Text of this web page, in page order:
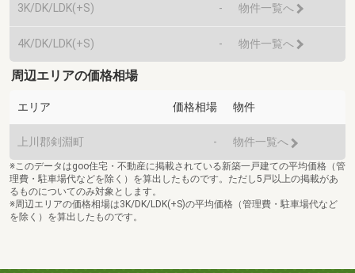
3K/DK/LDK(+S) - 物件一覧へ
4K/DK/LDK(+S) - 物件一覧へ
周辺エリアの価格相場
エリア 価格相場 物件
上川郡剣淵町 - 物件一覧へ
※このデータはgoo住宅・不動産に掲載されている新築一戸建ての平均価格（管
理費・駐車場代などを除く）を算出したものです。ただし5戸以上の掲載があ
るものについてのみ対象とします。
※周辺エリアの価格相場は3K/DK/LDK(+S)の平均価格（管理費・駐車場代など
を除く）を算出したものです。